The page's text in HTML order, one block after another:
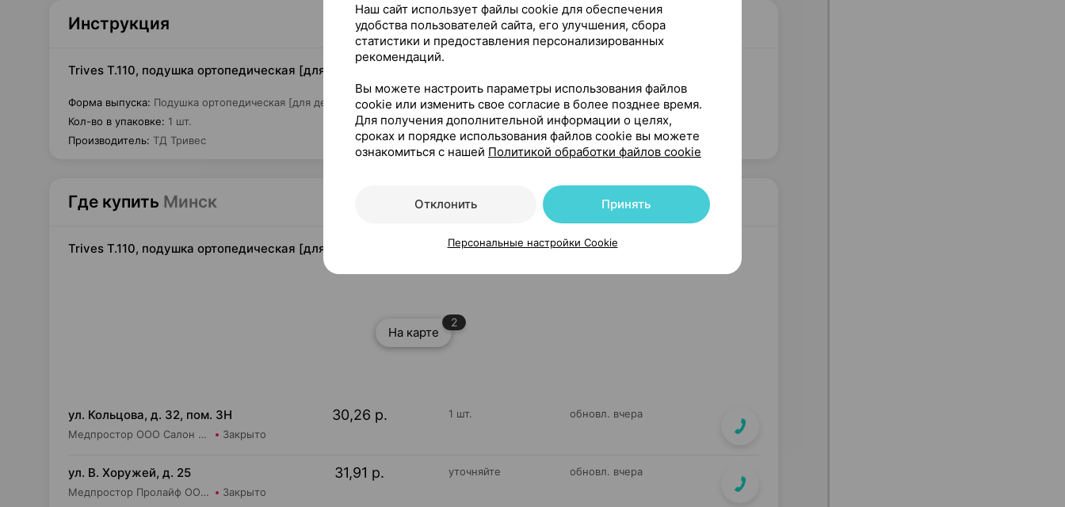
Инструкция
Trives T.110, подушка ортопедическая [для детей до года], ×1, ТД Тривес Россия
Форма выпуска: Подушка ортопедическая [для детей до года]
Кол-во в упаковке: 1 шт.
Производитель: ТД Тривес
Где купить Минск
Trives T.110, подушка ортопедическая [для детей до года], ×1, ТД Тривес Россия
На карте
2
ул. Кольцова, д. 32, пом. 3Н
Медпростор ООО Салон медтехники и ортопедии №5 Закрыто
30,26 р. 1 шт. обновл. вчера
ул. В. Хоружей, д. 25
Медпростор Пролайф ООО Салон медтехники и ортопедии №50 Закрыто
31,91 р. уточняйте обновл. вчера
Наш сайт использует файлы cookie для обеспечения
удобства пользователей сайта, его улучшения, сбора
статистики и предоставления персонализированных
рекомендаций.
Вы можете настроить параметры использования файлов
cookie или изменить свое согласие в более позднее время.
Для получения дополнительной информации о целях,
сроках и порядке использования файлов cookie вы можете
ознакомиться с нашей Политикой обработки файлов cookie
Отклонить Принять
Персональные настройки Cookie